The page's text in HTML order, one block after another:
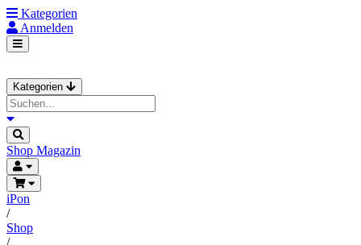
Kategorien
Anmelden
Kategorien
Shop Magazin
iPon
/
Shop
/